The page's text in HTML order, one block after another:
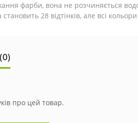
фарби, вона не розчиняється
становить 28 відтінків, але всі
про цей товар.